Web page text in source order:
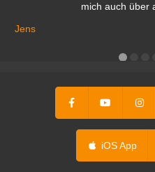
mich auch über
Jens
iOS App